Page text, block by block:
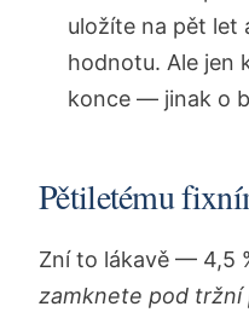
uložíte na pět let
hodnotu. Ale jen
konce — jinak o
Pětiletému
Zní to lákavě — 4,5
zamknete pod tržní